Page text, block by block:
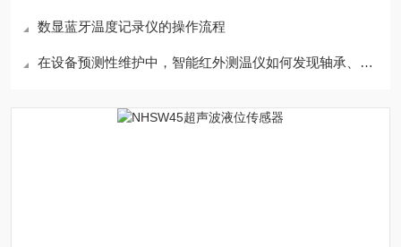
数显蓝牙温度记录仪的操作流程
在设备预测性维护中，智能红外测温仪如何发现轴承、电机异常升温？